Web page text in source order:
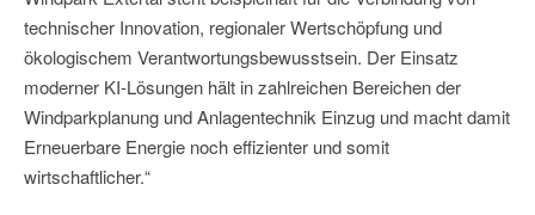
technischer Innovation, regionaler Wertschöpfung und
ökologischem Verantwortungsbewusstsein. Der Einsatz
moderner KI-Lösungen hält in zahlreichen Bereichen der
Windparkplanung und Anlagentechnik Einzug und macht damit
Erneuerbare Energie noch effizienter und somit
wirtschaftlicher.“